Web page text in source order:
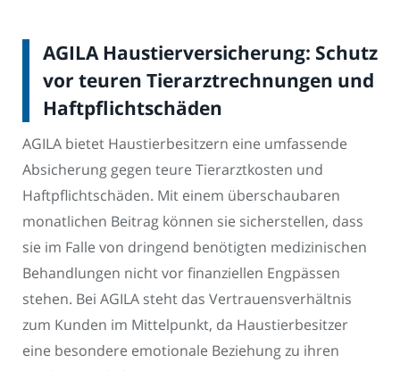
AGILA Haustierversicherung: Schutz
vor teuren Tierarztrechnungen und
Haftpflichtschäden
AGILA bietet Haustierbesitzern eine umfassende
Absicherung gegen teure Tierarztkosten und
Haftpflichtschäden. Mit einem überschaubaren
monatlichen Beitrag können sie sicherstellen, dass
sie im Falle von dringend benötigten medizinischen
Behandlungen nicht vor finanziellen Engpässen
stehen. Bei AGILA steht das Vertrauensverhältnis
zum Kunden im Mittelpunkt, da Haustierbesitzer
eine besondere emotionale Beziehung zu ihren